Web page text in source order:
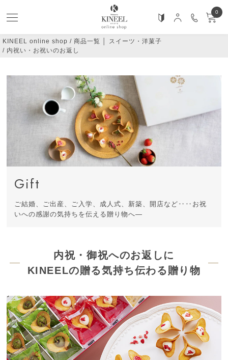
0
KINEEL online shop
商品一覧 │ スイーツ・洋菓子
内祝い・お祝いのお返し
Gift
ご結婚、ご出産、ご入学、成人式、新築、開店など‥‥お祝
いへの感謝の気持ちを伝える贈り物へ―
内祝・御祝へのお返しに
KINEELの贈る気持ち伝わる贈り物